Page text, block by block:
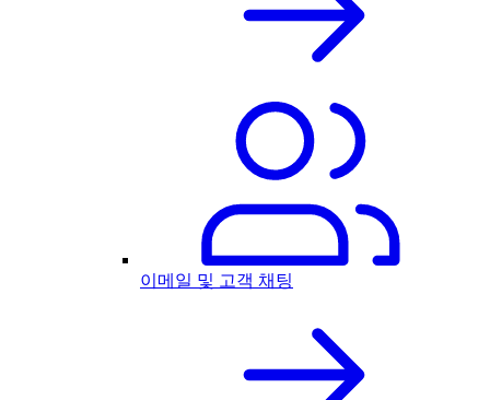
이메일 및 고객 채팅